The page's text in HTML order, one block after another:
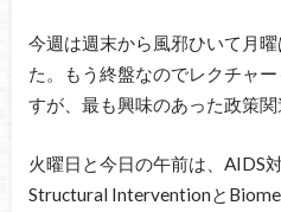
今週は週末から風邪ひいて月
た。もう終盤なのでレクチャ
すが、最も興味のあった政策関
火曜日と今日の午前は、AIDS
Structural Interventionと